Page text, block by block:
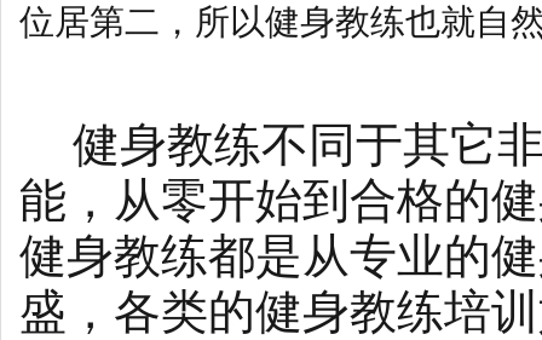
位居第二，所以健身教练也就自
健身教练不同于其它
能，从零开始到合格的
健身教练都是从专业的
盛，各类的健身教练培